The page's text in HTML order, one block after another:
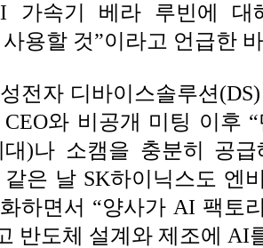
가속기 베라 루빈에 대
용할 것”이라고 언급한
전자 디바이스솔루션
와 비공개 미팅 이후
대)나 소캠을 충분히 공
같은 날 SK하이닉스도 엔
하면서 “양사가 AI 팩토
반도체 설계와 제조에 AI